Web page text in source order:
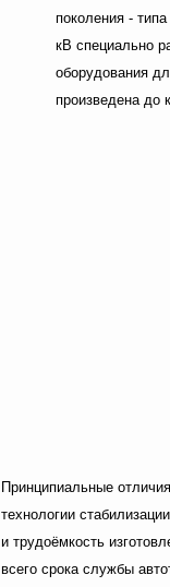
поколения -
кВ специально
оборудования
произведена до
Принципиальные
технологии
и трудоёмкость
всего срока службы